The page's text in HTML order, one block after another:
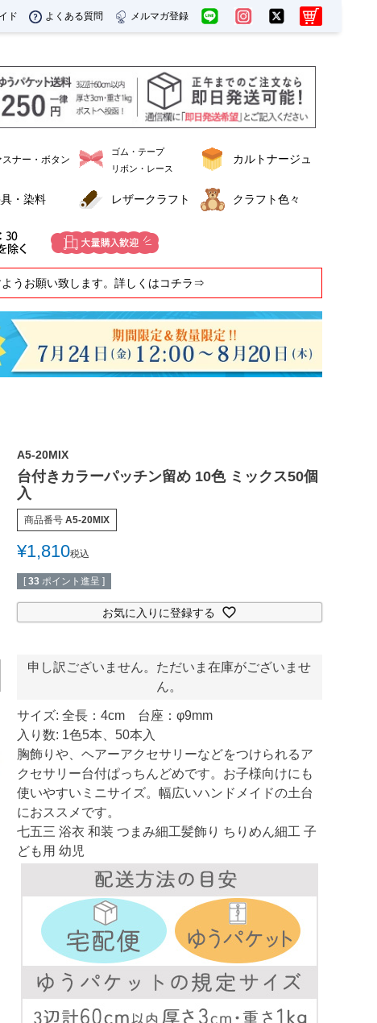
ド よくある質問 メルマガ登録
スナー・ボタン
ゴム・テープ
リボン・レース
カルトナージュ
・染料 レザークラフト クラフト色々
うお願い致します。詳しくはコチラ⇒
A5-20MIX
台付きカラーパッチン留め 10色 ミックス50個
入
商品番号 A5-20MIX
¥1,810税込
[ 33 ポイント進呈 ]
お気に入りに登録する
申し訳ございません。ただいま在庫がございませ
ん。
サイズ: 全長：4cm 台座：φ9mm
入り数: 1色5本、50本入
胸飾りや、ヘアーアクセサリーなどをつけられるア
クセサリー台付ぱっちんどめです。お子様向けにも
使いやすいミニサイズ。幅広いハンドメイドの土台
におススメです。
七五三 浴衣 和装 つまみ細工髪飾り ちりめん細工 子
ども用 幼児